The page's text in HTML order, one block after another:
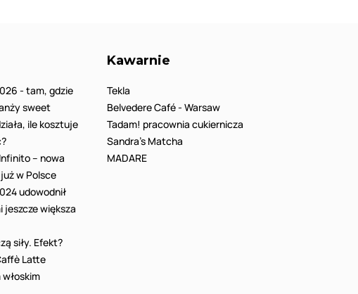
- tam, gdzie
sweet
ile kosztuje
– nowa
w Polsce
udowodnił
jeszcze większa
siły. Efekt?
Latte
Kawarnie
Tekla
Belvedere Café - Warsaw
Tadam! pracownia cukiernicza
Sandra’s Matcha
MADARE